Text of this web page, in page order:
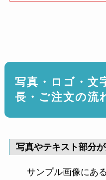
写真・ロゴ・文
長・ご注文の流
写真やテキスト部分
サンプル画像にあ